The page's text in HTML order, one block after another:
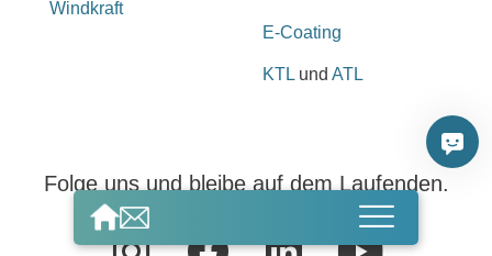
Windkraft
E-Coating
KTL und ATL
Folge uns und bleibe auf dem Laufenden.
I F L Y